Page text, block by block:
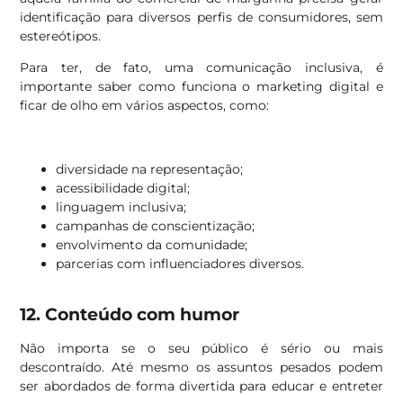
identificação para diversos perfis de consumidores, sem
estereótipos.
Para ter, de fato, uma comunicação inclusiva, é
importante saber como funciona o marketing digital e
ficar de olho em vários aspectos, como:
diversidade na representação;
acessibilidade digital;
linguagem inclusiva;
campanhas de conscientização;
envolvimento da comunidade;
parcerias com influenciadores diversos.
12. Conteúdo com humor
Não importa se o seu público é sério ou mais
descontraído. Até mesmo os assuntos pesados podem
ser abordados de forma divertida para educar e entreter